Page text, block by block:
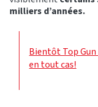
milliers d’années.
Bientôt Top Gun
en tout cas!